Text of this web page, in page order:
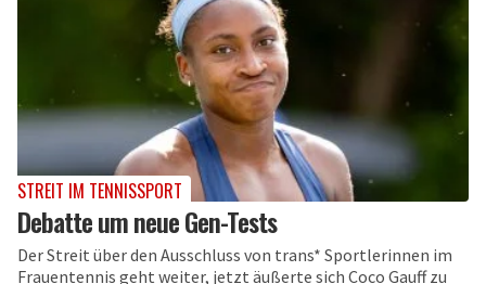
STREIT IM TENNISSPORT
Debatte um neue Gen-Tests
Der Streit über den Ausschluss von trans* Sportlerinnen im
Frauentennis geht weiter, jetzt äußerte sich Coco Gauff zu